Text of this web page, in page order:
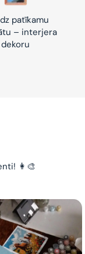
patīkamu
– interjera
dekoru
👩‍🎨